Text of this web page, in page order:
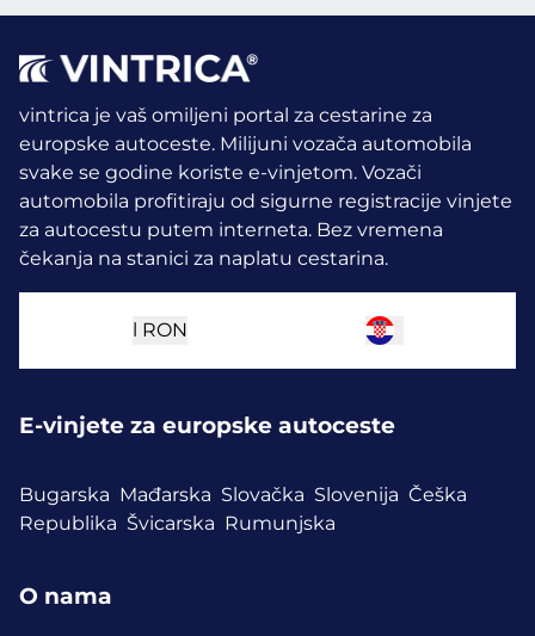
vintrica je vaš omiljeni portal za cestarine za
europske autoceste. Milijuni vozača automobila
svake se godine koriste e-vinjetom. Vozači
automobila profitiraju od sigurne registracije vinjete
za autocestu putem interneta. Bez vremena
čekanja na stanici za naplatu cestarina.
l RON
E-vinjete za europske autoceste
Bugarska Mađarska Slovačka Slovenija Češka
Republika Švicarska Rumunjska
O nama